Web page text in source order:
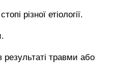
різної етіології.
травми або